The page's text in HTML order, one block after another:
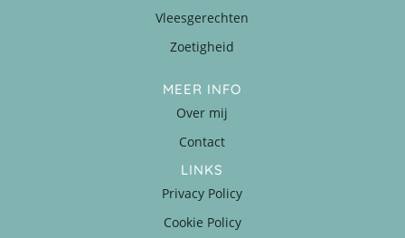
Vleesgerechten
Zoetigheid
MEER INFO
Over mij
Contact
LINKS
Privacy Policy
Cookie Policy